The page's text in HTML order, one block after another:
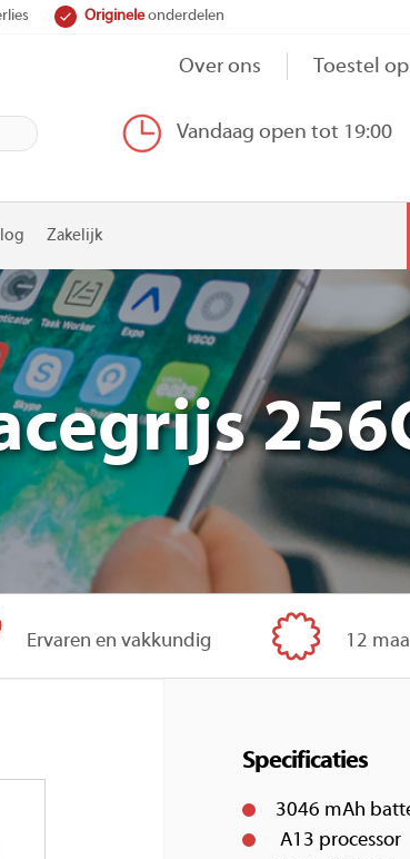
Origineleonderdelen
Over ons Toestel
Vandaag open tot 19:00
Zakelijk
Ervaren en vakkundig 12
Specificaties
3046 mAh
A13 processor